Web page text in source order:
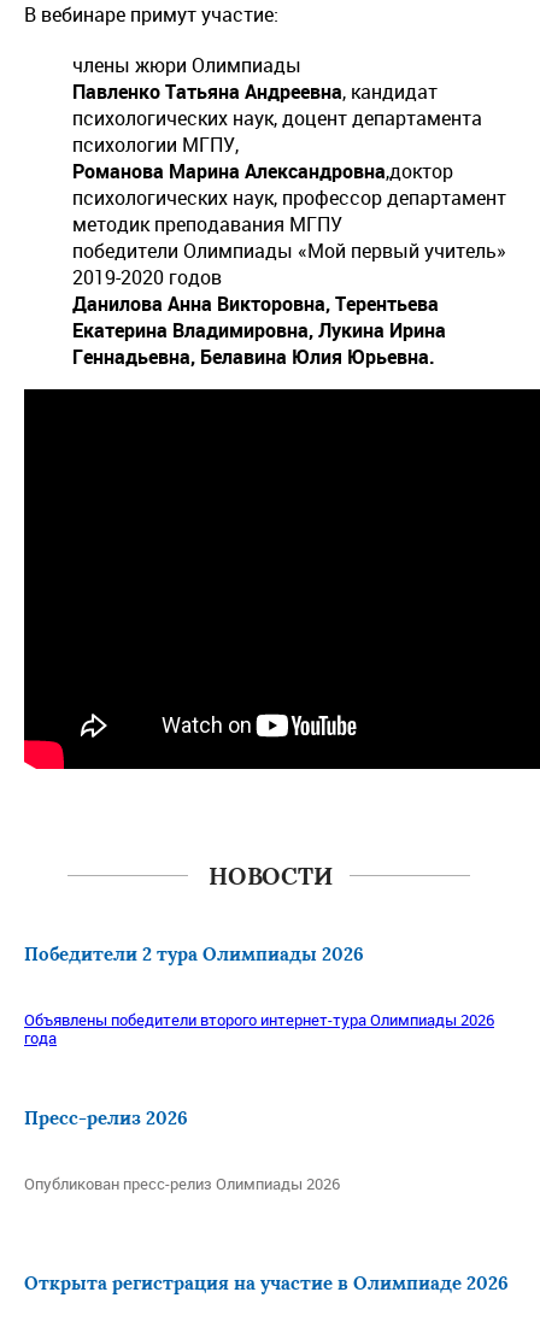
В вебинаре примут участие:
члены жюри Олимпиады
Павленко Татьяна Андреевна, кандидат
психологических наук, доцент департамента
психологии МГПУ,
Романова Марина Александровна,доктор
психологических наук, профессор департамент
методик преподавания МГПУ
победители Олимпиады «Мой первый учитель»
2019-2020 годов
Данилова Анна Викторовна, Терентьева
Екатерина Владимировна, Лукина Ирина
Геннадьевна, Белавина Юлия Юрьевна.
НОВОСТИ
Победители 2 тура Олимпиады 2026
Объявлены победители второго интернет-тура Олимпиады 2026
года
Пресс-релиз 2026
Опубликован пресс-релиз Олимпиады 2026
Открыта регистрация на участие в Олимпиаде 2026